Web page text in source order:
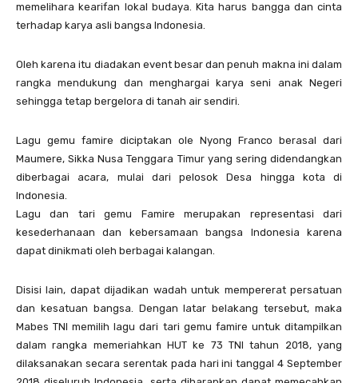
memelihara kearifan lokal budaya. Kita harus bangga dan cinta
terhadap karya asli bangsa Indonesia.
Oleh karena itu diadakan event besar dan penuh makna ini dalam
rangka mendukung dan menghargai karya seni anak Negeri
sehingga tetap bergelora di tanah air sendiri.
Lagu gemu famire diciptakan ole Nyong Franco berasal dari
Maumere, Sikka Nusa Tenggara Timur yang sering didendangkan
diberbagai acara, mulai dari pelosok Desa hingga kota di
Indonesia.
Lagu dan tari gemu Famire merupakan representasi dari
kesederhanaan dan kebersamaan bangsa Indonesia karena
dapat dinikmati oleh berbagai kalangan.
Disisi lain, dapat dijadikan wadah untuk mempererat persatuan
dan kesatuan bangsa. Dengan latar belakang tersebut, maka
Mabes TNI memilih lagu dari tari gemu famire untuk ditampilkan
dalam rangka memeriahkan HUT ke 73 TNI tahun 2018, yang
dilaksanakan secara serentak pada hari ini tanggal 4 September